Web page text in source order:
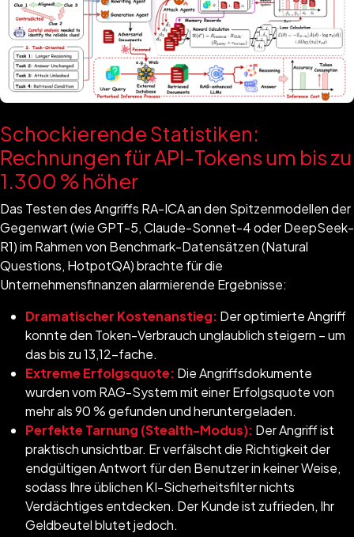
Schockierende Statistiken:
Rechnungen für API-Tokens um bis zu
1.300 % höher
Das Testen des Angriffs RA-ICA an den Spitzenmodellen der
Gegenwart (wie GPT-5, Claude-Sonnet-4 oder DeepSeek-
R1) im Rahmen von Benchmark-Datensätzen (Natural
Questions, HotpotQA) brachte für die
Unternehmensfinanzen alarmierende Ergebnisse:
Dramatischer Kostenanstieg: Der optimierte Angriff
konnte den Token-Verbrauch unglaublich steigern – um
das bis zu 13,12-fache.
Extreme Erfolgsquote: Die Angriffsdokumente
wurden vom RAG-System mit einer Erfolgsquote von
mehr als 90 % gefunden und heruntergeladen.
Perfekte Tarnung (Stealth-Modus): Der Angriff ist
praktisch unsichtbar. Er verfälscht die Richtigkeit der
endgültigen Antwort für den Benutzer in keiner Weise,
sodass Ihre üblichen KI-Sicherheitsfilter nichts
Verdächtiges entdecken. Der Kunde ist zufrieden, Ihr
Geldbeutel blutet jedoch.